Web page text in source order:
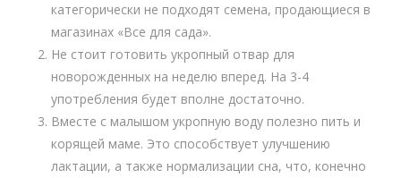
категорически не подходят семена, продающиеся в
магазинах «Все для сада».
Не стоит готовить укропный отвар для
новорожденных на неделю вперед. На 3-4
употребления будет вполне достаточно.
Вместе с малышом укропную воду полезно пить и
корящей маме. Это способствует улучшению
лактации, а также нормализации сна, что, конечно